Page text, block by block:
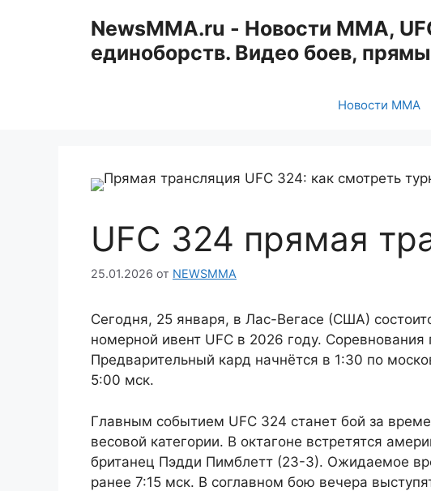
содержимому
NewsMMA.ru - Новости ММА,
единоборств. Видео боев,
Новости ММА
UFC 324 прямая
25.01.2026 от NEWSMMA
Сегодня, 25 января, в Лас-Вегасе (США)
номерной ивент UFC в 2026 году.
Предварительный кард начнётся в 1:30 по
5:00 мск.
Главным событием UFC 324 станет бой за
весовой категории. В октагоне встретятся
британец Пэдди Пимблетт (23-3). Ожидаемое
ранее 7:15 мск. В соглавном бою вечера